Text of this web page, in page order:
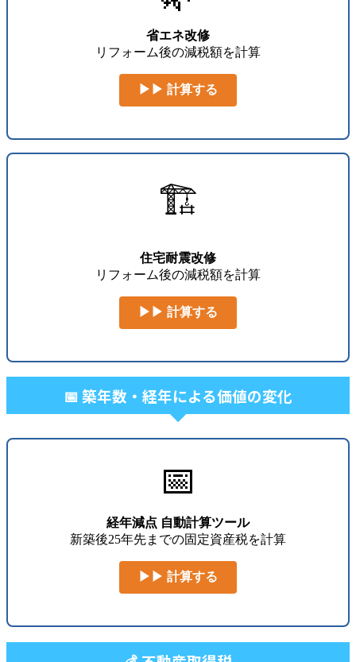
省エネ改修
リフォーム後の減税額を計算
▶▶ 計算する
🏗️
住宅耐震改修
リフォーム後の減税額を計算
▶▶ 計算する
📅 築年数・経年による価値の変化
📅
経年減点 自動計算ツール
新築後25年先までの固定資産税を計算
▶▶ 計算する